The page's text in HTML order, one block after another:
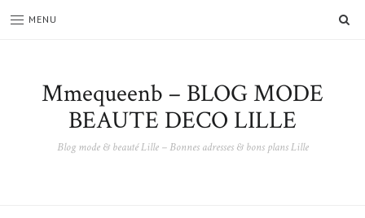
MENU
Mmequeenb – BLOG MODE
BEAUTE DECO LILLE
Blog mode & beauté Lille – Bonnes adresses & bons plans Lille